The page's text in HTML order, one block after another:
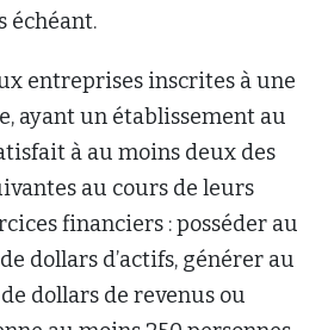
échéant.
entreprises inscrites à une
ayant un établissement au
à au moins deux des
au cours de leurs
financiers : posséder au
dollars d’actifs, générer au
dollars de revenus ou